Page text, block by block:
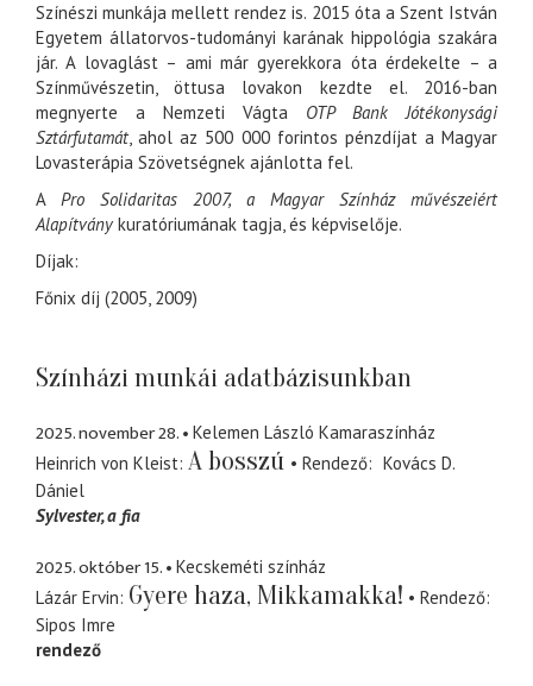
Színészi munkája mellett rendez is. 2015 óta a Szent István
Egyetem állatorvos-tudományi karának hippológia szakára
jár. A lovaglást – ami már gyerekkora óta érdekelte – a
Színművészetin, öttusa lovakon kezdte el. 2016-ban
megnyerte a Nemzeti Vágta
OTP Bank Jótékonysági
Sztárfutamát, ahol az 500 000 forintos pénzdíjat a Magyar
Lovasterápia Szövetségnek ajánlotta fel.
A Pro Solidaritas 2007, a Magyar Színház művészeiért
Alapítvány kuratóriumának tagja, és képviselője.
Díjak:
Főnix díj (2005, 2009)
Színházi munkái adatbázisunkban
2025. november 28.
Kelemen László Kamaraszínház
Heinrich von Kleist A bosszú Rendező
Kovács D.
Dániel
Sylvester a fia
2025. október 15.
Kecskeméti színház
Lázár Ervin Gyere haza, Mikkamakka!
Rendező
Sipos Imre
rendező